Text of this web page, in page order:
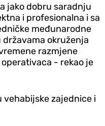
jako dobru saradnju
i profesionalna i sa
međunarodne
državama okruženja
razmjene
- rekao je
vehabijske zajednice i